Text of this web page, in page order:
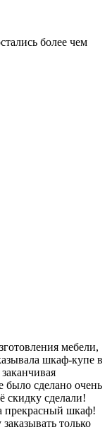
более чем
мебели,
шкаф-купе в
сделано очень
скидку сделали!
прекрасный шкаф!
только